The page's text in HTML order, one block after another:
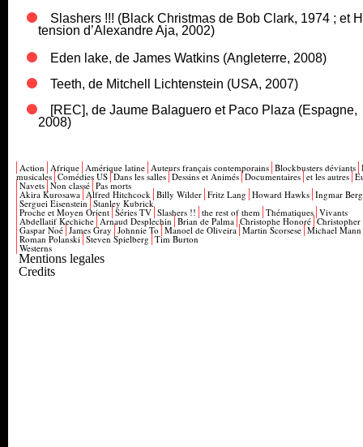
Slashers !!! (Black Christmas de Bob Clark, 1974 ; et
tension d’Alexandre Aja, 2002)
Eden lake, de James Watkins (Angleterre, 2008)
Teeth, de Mitchell Lichtenstein (USA, 2007)
[REC], de Jaume Balaguero et Paco Plaza (Espagne,
2008)
Action Afrique Amérique latine Auteurs français contemporains Blockbusters déviants
musicales Comédies US Dans les salles Dessins et Animés Documentaires et les autres
Navets Non classé Pas morts
Akira Kurosawa Alfred Hitchcock Billy Wilder Fritz Lang Howard Hawks Ingmar
Serguei Eisenstein Stanley Kubrick
Proche et Moyen Orient Séries TV Slashers !! the rest of them Thématiques Vivants
Abdellatif Kechiche Arnaud Desplechin Brian de Palma Christophe Honoré
Gaspar Noé James Gray Johnnie To Manoel de Oliveira Martin Scorsese Michael Mann
Roman Polanski Steven Spielberg Tim Burton
Westerns
Mentions legales
Credits